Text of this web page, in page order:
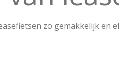
zo gemakkelijk